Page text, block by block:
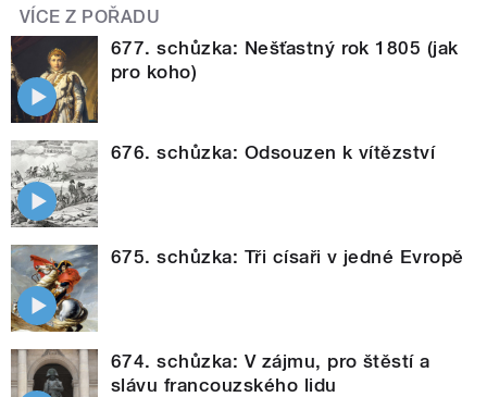
VÍCE Z POŘADU
677. schůzka: Nešťastný rok 1805 (jak
pro koho)
676. schůzka: Odsouzen k vítězství
675. schůzka: Tři císaři v jedné Evropě
674. schůzka: V zájmu, pro štěstí a
slávu francouzského lidu